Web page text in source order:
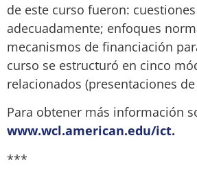
de este curso fueron:
adecuadamente; enfoques
mecanismos de financiación
curso se estructuró en cinco
relacionados (presentaciones
Para obtener más información
www.wcl.american.edu/ict.
***